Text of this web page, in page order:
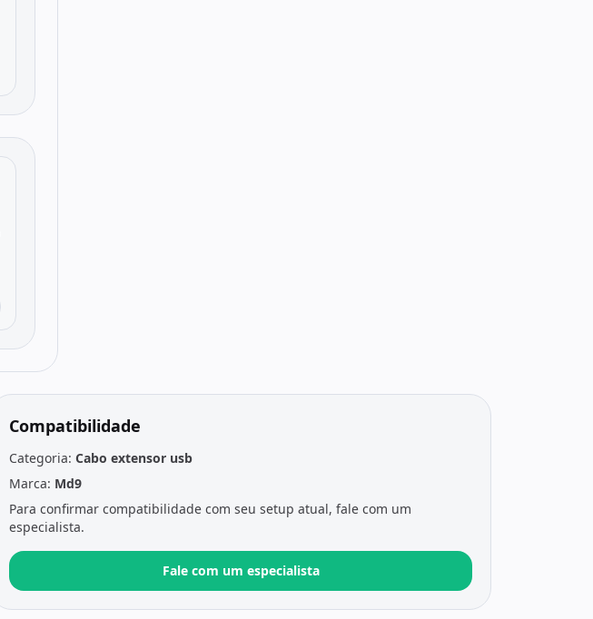
Compatibilidade
Categoria: Cabo extensor usb
Marca: Md9
Para confirmar compatibilidade com seu setup atual, fale com um
especialista.
Fale com um especialista